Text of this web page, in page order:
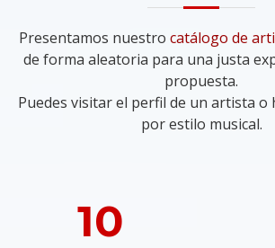
Presentamos nuestro catálogo de
de forma aleatoria para una justa
propuesta.
Puedes visitar el perfil de un artista o
por estilo musical.
10